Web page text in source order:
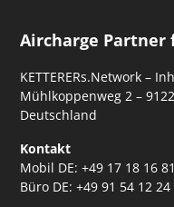
Aircharge Partner
KETTERERs.Network –
Mühlkoppenweg 2 –
Deutschland
Kontakt
Mobil DE: +49 17 18 16
Büro DE: +49 91 54 12 24